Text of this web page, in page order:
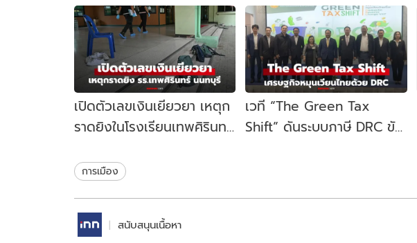
เปิดตัวเลขเงินเยียวยา เหตุก
ราดยิงในโรงเรียนเทพศิรินทร์
เวที “The Green Tax
Shift” ดันระบบภาษี DRC ขับ
การเมือง
สนับสนุนเนื้อหา